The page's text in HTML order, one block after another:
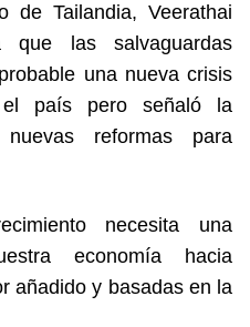
de Tailandia, Veerathai
que las salvaguardas
una nueva crisis
país pero señaló la
reformas para
necesita una
economía hacia
añadido y basadas en la